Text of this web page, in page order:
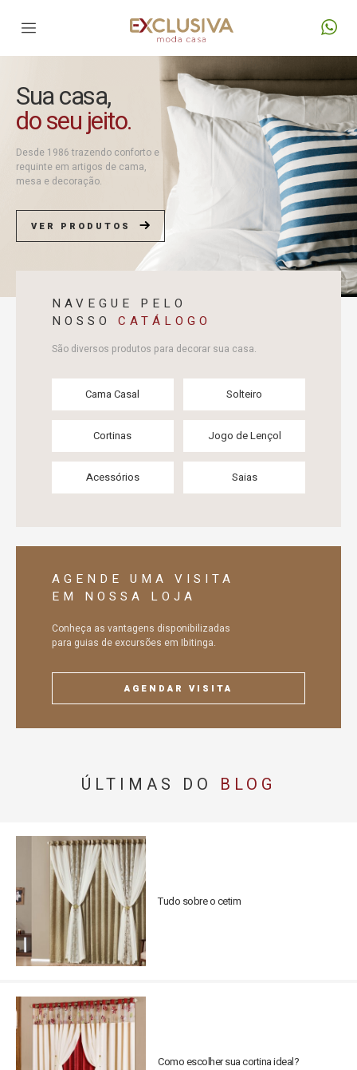
Sua casa,
do seu jeito.
Desde 1986 trazendo conforto e
requinte em artigos de cama,
mesa e decoração.
VER PRODUTOS
NAVEGUE PELO
NOSSO CATÁLOGO
São diversos produtos para decorar sua casa.
Cama Casal Solteiro
Cortinas Jogo de Lençol
Acessórios Saias
AGENDE UMA VISITA
EM NOSSA LOJA
Conheça as vantagens disponibilizadas
para guias de excursões em Ibitinga.
AGENDAR VISITA
ÚLTIMAS DO BLOG
Tudo sobre o cetim
Como escolher sua cortina ideal?